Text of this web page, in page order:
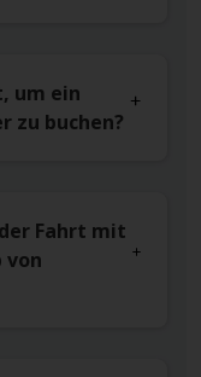
um ein
zu buchen?
Fahrt mit
von